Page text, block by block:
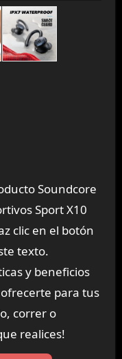
Soundcore
Sport X10
clic en el botón
texto.
y beneficios
para tus
correr o
realices!